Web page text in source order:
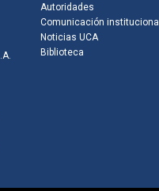
Autoridades
Comunicación institucional
Noticias UCA
Biblioteca